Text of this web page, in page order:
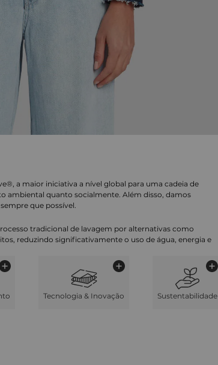
a maior iniciativa a nível global para uma cadeia de
ambiental quanto socialmente. Além disso, damos
que possível.
tradicional de lavagem por alternativas como
reduzindo significativamente o uso de água, energia e
Tecnologia & Inovação Sustentabilidade